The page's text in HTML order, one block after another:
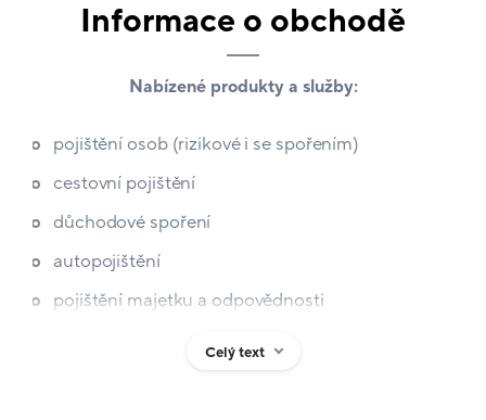
Informace o obchodě
Nabízené produkty a služby:
pojištění osob (rizikové i se spořením)
cestovní pojištění
důchodové spoření
autopojištění
pojištění majetku a odpovědnosti
Celý text